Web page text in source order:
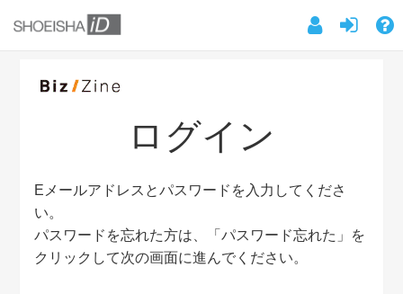
ログイン
Eメールアドレスとパスワードを入力してくださ
い。
パスワードを忘れた方は、「パスワード忘れた」を
クリックして次の画面に進んでください。